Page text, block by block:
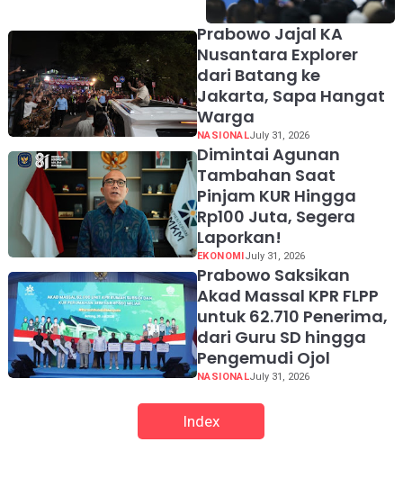
Prabowo Jajal KA
Nusantara Explorer
dari Batang ke
Jakarta, Sapa Hangat
Warga
NASIONALJuly 31, 2026
Dimintai Agunan
Tambahan Saat
Pinjam KUR Hingga
Rp100 Juta, Segera
Laporkan!
EKONOMI July 31, 2026
Prabowo Saksikan
Akad Massal KPR FLPP
untuk 62.710 Penerima,
dari Guru SD hingga
Pengemudi Ojol
NASIONALJuly 31, 2026
Index